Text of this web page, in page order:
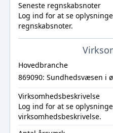
Seneste regnskabsnoter
Log ind for at se
regnskabsnoter.
Hovedbranche
869090: Sundhedsvæsen i
Virksomhedsbeskrivelse
Log ind for at se
virksomhedsbeskrivelse.